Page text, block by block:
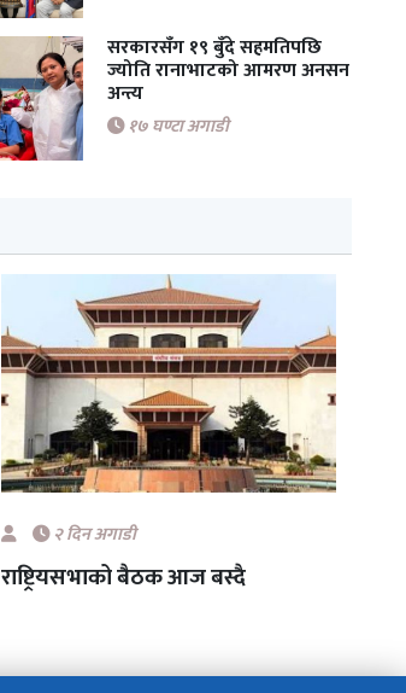
सरकारसँग १९ बुँदे सहमतिपछि
ज्योति रानाभाटको आमरण अनसन
अन्त्य
१७ घण्टा अगाडी
२ दिन अगाडी
राष्ट्रियसभाको बैठक आज बस्दै